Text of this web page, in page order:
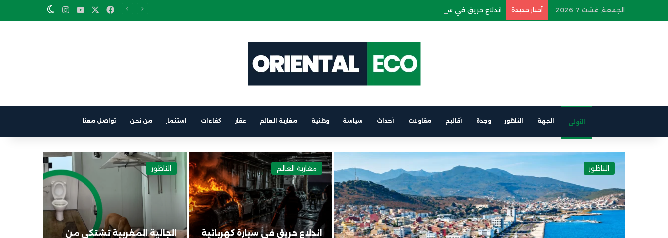
الجمعة, غشت 7 2026 أخبار جديدة اندلاع حريق في سيارة كهربائية على متن باخرة الرابط بين برشلونة والناظور Facebook
YouTube
Instagram
الأولى الجهة الناظور وجدة أقاليم مقاولات أحداث سياسة وطنية مغاربة العالم عقار كفاءات استثمار من نحن تواصل معنا
الناظور مغاربة العالم
اندلاع حريق في سيارة كهربائية
الناظور
الجالية المغربية تشتكي من